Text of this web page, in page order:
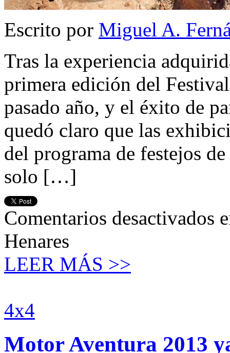
Escrito por Miguel A.
Tras la experiencia
primera edición del
pasado año, y el éxito de
quedó claro que las
del programa de festejos
solo […]
Comentarios desactivados
Henares
LEER MÁS >>
4x4
Motor Aventura 2013